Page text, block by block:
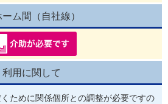
ム間（自社線）
利用に関して
ために関係個所との調整が必要ですの